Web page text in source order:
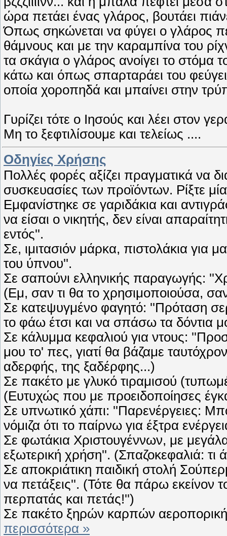
ώρα πετάει ένας γλάρος, βουτάει
Όπως σηκώνεται να φύγει ο γλάρος
θάμνους και με την καραμπίνα του
τα σκάγια ο γλάρος ανοίγει το στόμα
κάτω και όπως σπαρταράει του
οποία χοροπηδά και μπαίνει στην
Γυρίζει τότε ο Ιησούς και λέει στον
Μη το ξεφτιλίσουμε και τελείως ....
Οδηγίες Χρήσης
Πολλές φορές αξίζει πραγματικά να
συσκευασίες των προϊόντων. Ρίξτε
Εμφανίστηκε σε γαριδάκια και
να είσαι ο νικητής, δεν είναι
εντός''.
Σε, ιμιτασιόν μάρκα, πιστολάκια για
του ύπνου''.
Σε σαπούνι ελληνικής παραγωγής:
(Εμ, σαν τι θα το χρησιμοποιούσα,
Σε κατεψυγμένο φαγητό: ''Πρόταση
το φάω έτσι και να σπάσω τα δόντια
Σε κάλυμμα κεφαλιού για ντους:
μου το' πες, γιατί θα βάζαμε
αδερφής, της ξαδέρφης...)
Σε πακέτο με γλυκό τιραμισού
(Ευτυχώς που με προειδοποίησες
Σε υπνωτικό χάπι: ''Παρενέργειες:
νόμιζα ότι το παίρνω για έξτρα
Σε φωτάκια Χριστουγέννων, με
εξωτερική χρήση''. (Σπαζοκεφαλιά: τι
Σε αποκριάτικη παιδική στολή
να πετάξεις''. (Τότε θα πάρω εκείνον
περπατάς και πετάς!'')
Σε πακέτο ξηρών καρπών
περισσότερα »